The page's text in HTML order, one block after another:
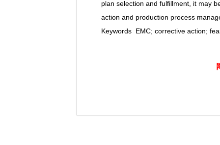
plan selection and fulfillment, it may
action and production process
Keywords EMC; corrective action;